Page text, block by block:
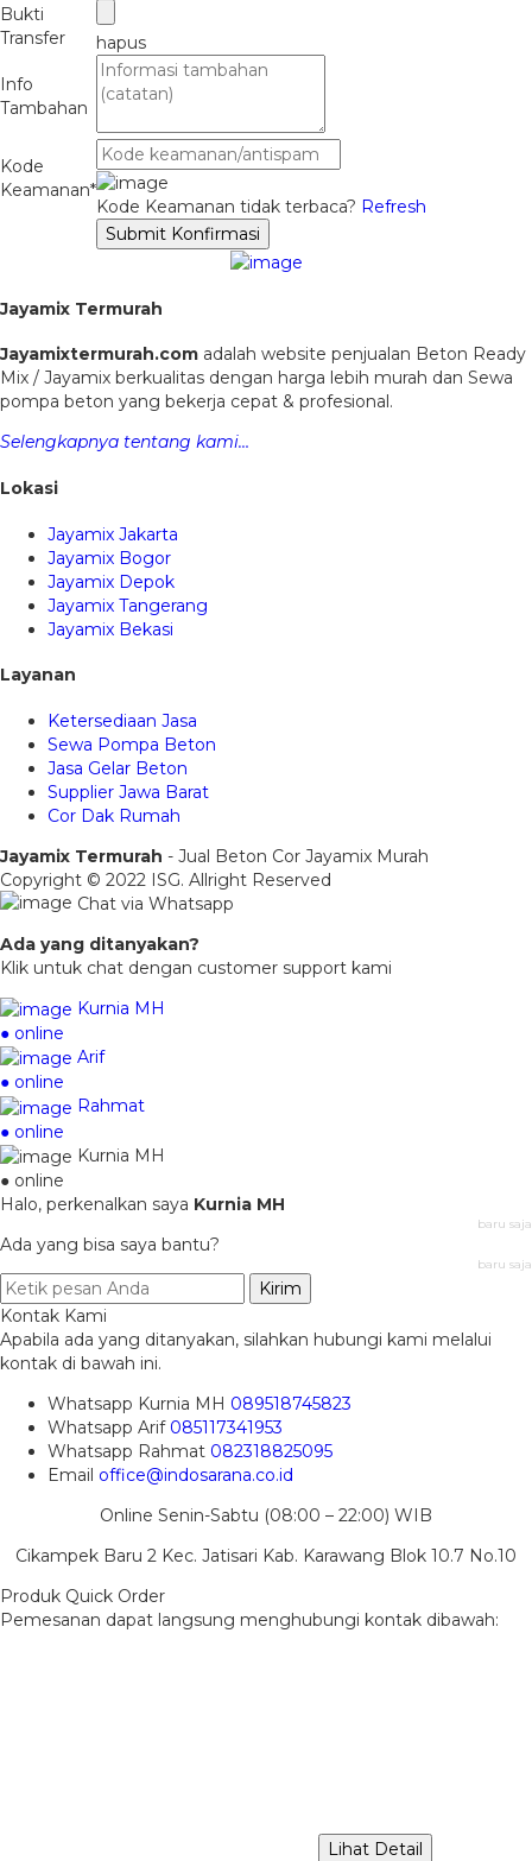
Bukti
Transfer
hapus
Info
Tambahan
Kode
Keamanan*
Kode Keamanan tidak terbaca? Refresh
Submit Konfirmasi
Jayamix Termurah
Jayamixtermurah.com adalah website penjualan Beton Ready
Mix / Jayamix berkualitas dengan harga lebih murah dan Sewa
pompa beton yang bekerja cepat & profesional.
Selengkapnya tentang kami…
Lokasi
Jayamix Jakarta
Jayamix Bogor
Jayamix Depok
Jayamix Tangerang
Jayamix Bekasi
Layanan
Ketersediaan Jasa
Sewa Pompa Beton
Jasa Gelar Beton
Supplier Jawa Barat
Cor Dak Rumah
Jayamix Termurah - Jual Beton Cor Jayamix Murah
Copyright © 2022 ISG. Allright Reserved
Chat via Whatsapp
Ada yang ditanyakan?
Klik untuk chat dengan customer support kami
Kurnia MH
● online
Arif
● online
Rahmat
● online
Kurnia MH
● online
Halo, perkenalkan saya Kurnia MH
baru saja
Ada yang bisa saya bantu?
baru saja
Kirim
Kontak Kami
Apabila ada yang ditanyakan, silahkan hubungi kami melalui
kontak di bawah ini.
Whatsapp Kurnia MH 089518745823
Whatsapp Arif 085117341953
Whatsapp Rahmat 082318825095
Email office@indosarana.co.id
Online Senin-Sabtu (08:00 – 22:00) WIB
Cikampek Baru 2 Kec. Jatisari Kab. Karawang Blok 10.7 No.10
Produk Quick Order
Pemesanan dapat langsung menghubungi kontak dibawah:
Lihat Detail